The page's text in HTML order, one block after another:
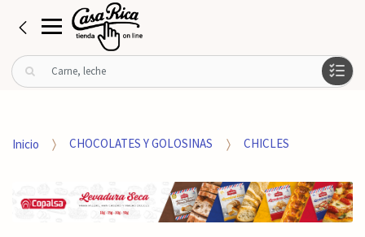
B
u
rInicio CHOCOLATES Y GOLOSINAS CHICLES